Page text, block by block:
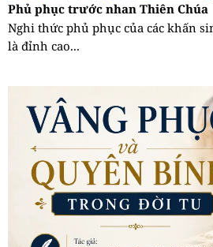
Phủ phục trước nhan Thiên Chúa
Nghi thức phủ phục của các khấn
là đỉnh cao...